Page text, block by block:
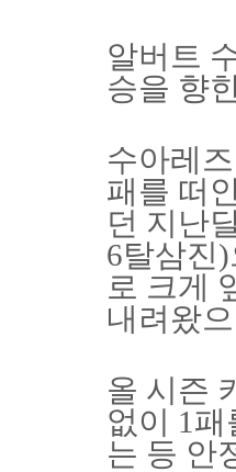
알버트
승을 향
수아레
패를 떠
던 지난
6탈삼진
로 크게
내려왔
올 시즌
없이 1
는 등 안